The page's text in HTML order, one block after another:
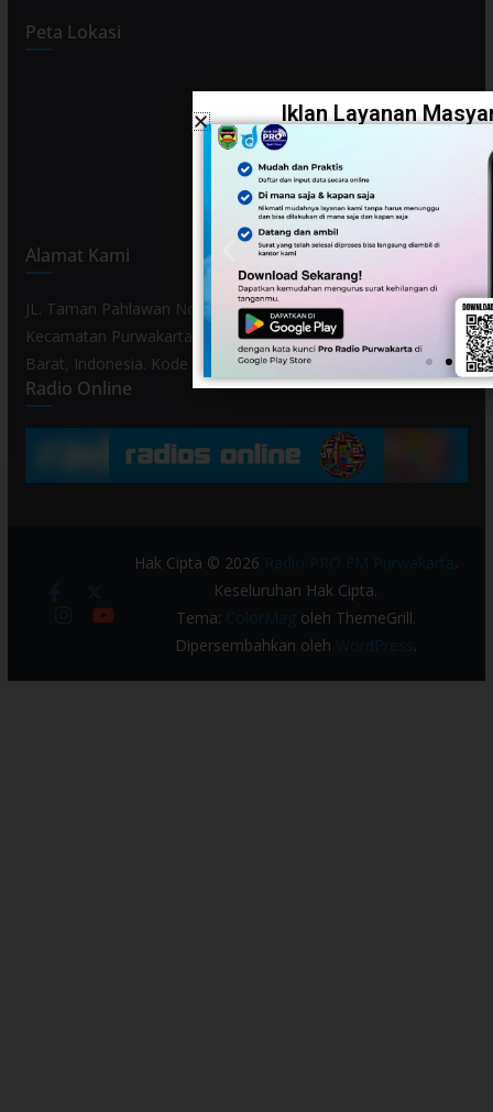
Peta Lokasi
Alamat Kami
JL. Taman Pahlawan No. 80, Kelurahan Purwamekar,
Kecamatan Purwakarta, Kabupaten Purwakarta, Provinsi Jawa
Barat, Indonesia. Kode Pos 41119.
Radio Online
Hak Cipta © 2026 Radio PRO FM Purwakarta.
Keseluruhan Hak Cipta.
Tema: ColorMagoleh ThemeGrill.
Dipersembahkan oleh WordPress .
Iklan Layanan